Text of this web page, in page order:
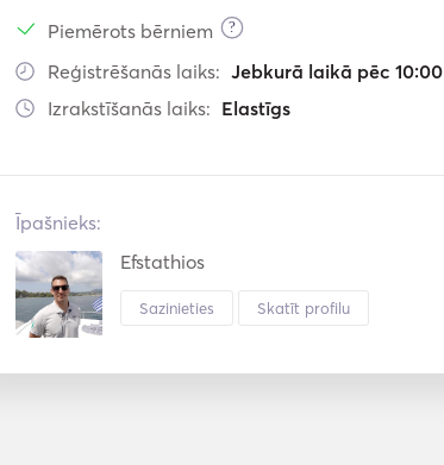
Piemērots bērniem ?
Reģistrēšanās laiks: Jebkurā laikā pēc 10:00
Izrakstīšanās laiks: Elastīgs
Īpašnieks:
Efstathios
Sazinieties Skatīt profilu